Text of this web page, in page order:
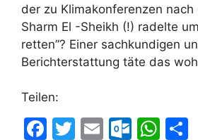
der zu Klimakonferenzen nach
Sharm El -Sheikh (!) radelte
retten”? Einer sachkundigen
Berichterstattung täte das
Teilen:
F
T
E
O
W